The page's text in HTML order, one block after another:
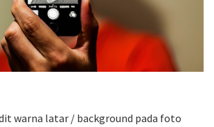
warna latar / background pada foto